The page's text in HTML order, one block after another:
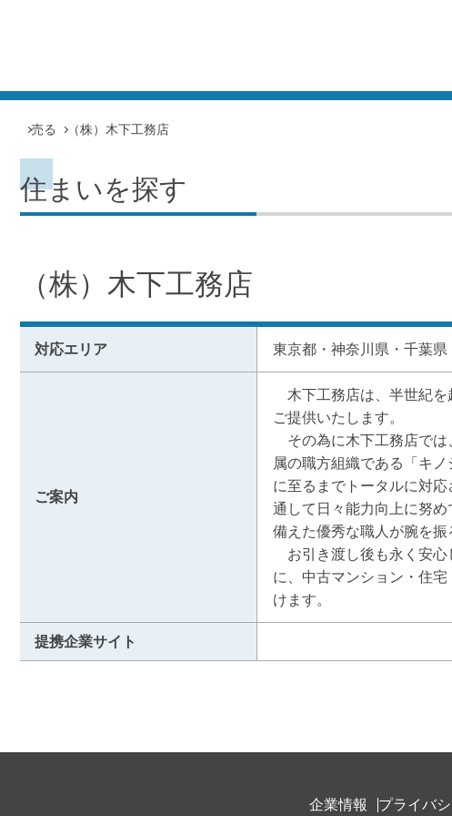
売る （株）木下工務店
住まいを探す
（株）木下工務店
対応エリア 東京都・神奈川県・千葉
ご案内
木下工務店は、半世紀を
ご提供いたします。
その為に木下工務店では
属の職方組織である「キ
に至るまでトータルに対
通して日々能力向上に努
備えた優秀な職人が腕を振
お引き渡し後も永く安心
に、中古マンション・住
けます。
提携企業サイト
企業情報 プライバ